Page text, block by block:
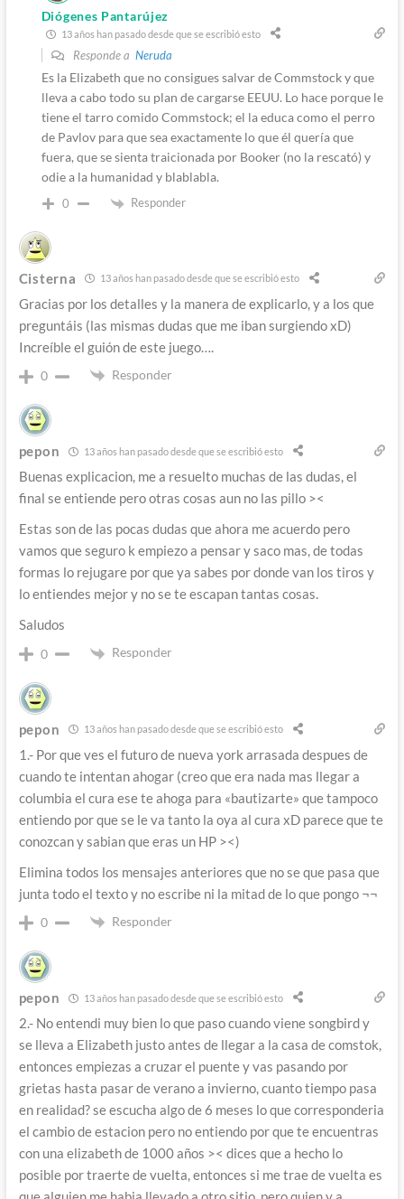
Diógenes Pantarújez
13 años han pasado desde que se escribió esto
Responde a Neruda
Es la Elizabeth que no consigues salvar de Commstock y que
lleva a cabo todo su plan de cargarse EEUU. Lo hace porque le
tiene el tarro comido Commstock; el la educa como el perro
de Pavlov para que sea exactamente lo que él quería que
fuera, que se sienta traicionada por Booker (no la rescató) y
odie a la humanidad y blablabla.
0 Responder
Cisterna 13 años han pasado desde que se escribió esto
Gracias por los detalles y la manera de explicarlo, y a los que
preguntáis (las mismas dudas que me iban surgiendo xD)
Increíble el guión de este juego….
0 Responder
pepon 13 años han pasado desde que se escribió esto
Buenas explicacion, me a resuelto muchas de las dudas, el
final se entiende pero otras cosas aun no las pillo ><
Estas son de las pocas dudas que ahora me acuerdo pero
vamos que seguro k empiezo a pensar y saco mas, de todas
formas lo rejugare por que ya sabes por donde van los tiros y
lo entiendes mejor y no se te escapan tantas cosas.
Saludos
0 Responder
pepon 13 años han pasado desde que se escribió esto
1.- Por que ves el futuro de nueva york arrasada despues de
cuando te intentan ahogar (creo que era nada mas llegar a
columbia el cura ese te ahoga para «bautizarte» que tampoco
entiendo por que se le va tanto la oya al cura xD parece que te
conozcan y sabian que eras un HP ><)
Elimina todos los mensajes anteriores que no se que pasa que
junta todo el texto y no escribe ni la mitad de lo que pongo ¬¬
0 Responder
pepon 13 años han pasado desde que se escribió esto
2.- No entendi muy bien lo que paso cuando viene songbird y
se lleva a Elizabeth justo antes de llegar a la casa de comstok,
entonces empiezas a cruzar el puente y vas pasando por
grietas hasta pasar de verano a invierno, cuanto tiempo pasa
en realidad? se escucha algo de 6 meses lo que corresponderia
el cambio de estacion pero no entiendo por que te encuentras
con una elizabeth de 1000 años >< dices que a hecho lo
posible por traerte de vuelta, entonces si me trae de vuelta es